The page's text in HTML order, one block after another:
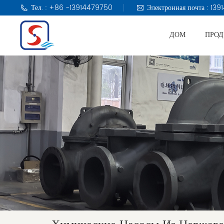
Тел. : +86 -13914479750 Электронная почта :
ДОМ